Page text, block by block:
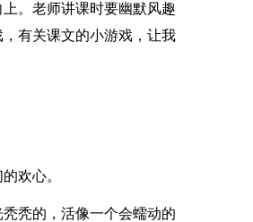
。老师讲课时要幽默风趣
有关课文的小游戏，让我
欢心。
秃的，活像一个会蠕动的